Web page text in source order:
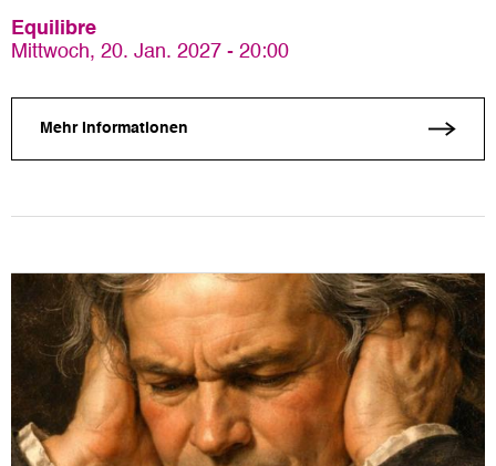
Equilibre
Mittwoch, 20. Jan. 2027 - 20:00
Mehr Informationen